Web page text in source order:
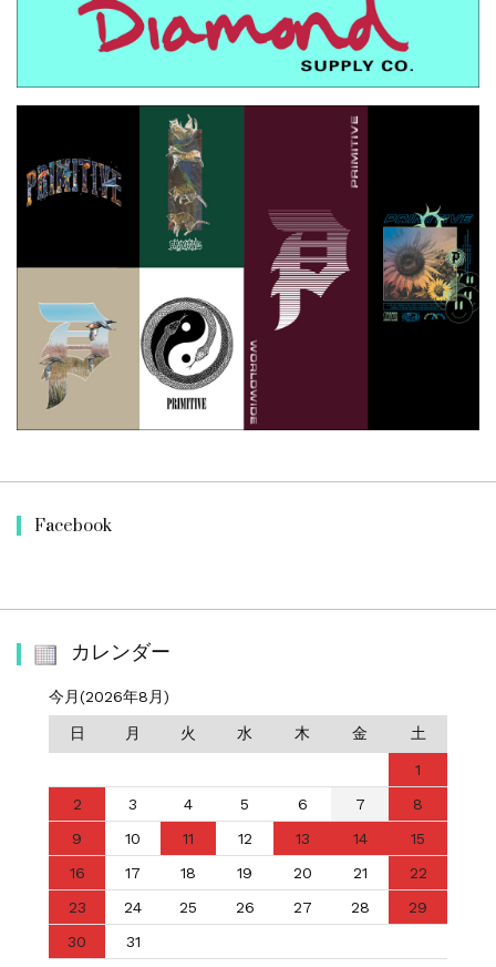
Facebook
カレンダー
今月(2026年8月)
日 月 火 水 木 金 土
1
2
3 4 5 6 7
8
9
10 11 12 13 14
15
16
17 18 19 20 21
22
23
24 25 26 27 28
29
30
31